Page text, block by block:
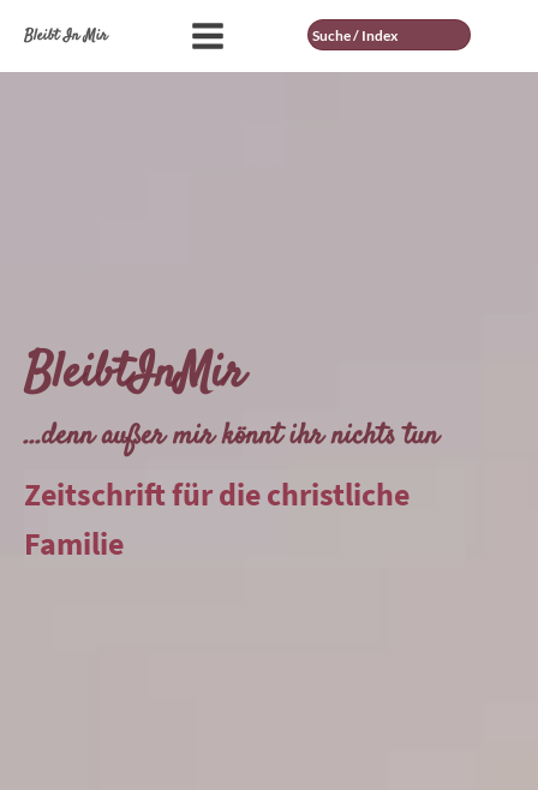
Bleibt In Mir Suche
BleibtInMir
...denn außer mir könnt ihr nichts tun
Zeitschrift für die christliche
Familie